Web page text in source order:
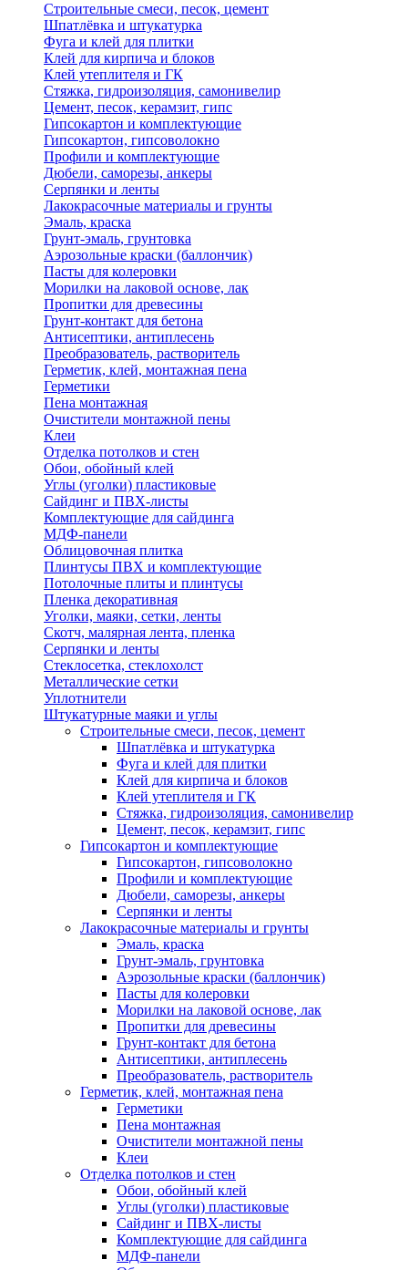
Строительные смеси, песок, цемент
Шпатлёвка и штукатурка
Фуга и клей для плитки
Клей для кирпича и блоков
Клей утеплителя и ГК
Стяжка, гидроизоляция, самонивелир
Цемент, песок, керамзит, гипс
Гипсокартон и комплектующие
Гипсокартон, гипсоволокно
Профили и комплектующие
Дюбели, саморезы, анкеры
Серпянки и ленты
Лакокрасочные материалы и грунты
Эмаль, краска
Грунт-эмаль, грунтовка
Аэрозольные краски (баллончик)
Пасты для колеровки
Морилки на лаковой основе, лак
Пропитки для древесины
Грунт-контакт для бетона
Антисептики, антиплесень
Преобразователь, растворитель
Герметик, клей, монтажная пена
Герметики
Пена монтажная
Очистители монтажной пены
Клеи
Отделка потолков и стен
Обои, обойный клей
Углы (уголки) пластиковые
Сайдинг и ПВХ-листы
Комплектующие для сайдинга
МДФ-панели
Облицовочная плитка
Плинтусы ПВХ и комплектующие
Потолочные плиты и плинтусы
Пленка декоративная
Уголки, маяки, сетки, ленты
Скотч, малярная лента, пленка
Серпянки и ленты
Стеклосетка, стеклохолст
Металлические сетки
Уплотнители
Штукатурные маяки и углы
Строительные смеси, песок, цемент
Шпатлёвка и штукатурка
Фуга и клей для плитки
Клей для кирпича и блоков
Клей утеплителя и ГК
Стяжка, гидроизоляция, самонивелир
Цемент, песок, керамзит, гипс
Гипсокартон и комплектующие
Гипсокартон, гипсоволокно
Профили и комплектующие
Дюбели, саморезы, анкеры
Серпянки и ленты
Лакокрасочные материалы и грунты
Эмаль, краска
Грунт-эмаль, грунтовка
Аэрозольные краски (баллончик)
Пасты для колеровки
Морилки на лаковой основе, лак
Пропитки для древесины
Грунт-контакт для бетона
Антисептики, антиплесень
Преобразователь, растворитель
Герметик, клей, монтажная пена
Герметики
Пена монтажная
Очистители монтажной пены
Клеи
Отделка потолков и стен
Обои, обойный клей
Углы (уголки) пластиковые
Сайдинг и ПВХ-листы
Комплектующие для сайдинга
МДФ-панели